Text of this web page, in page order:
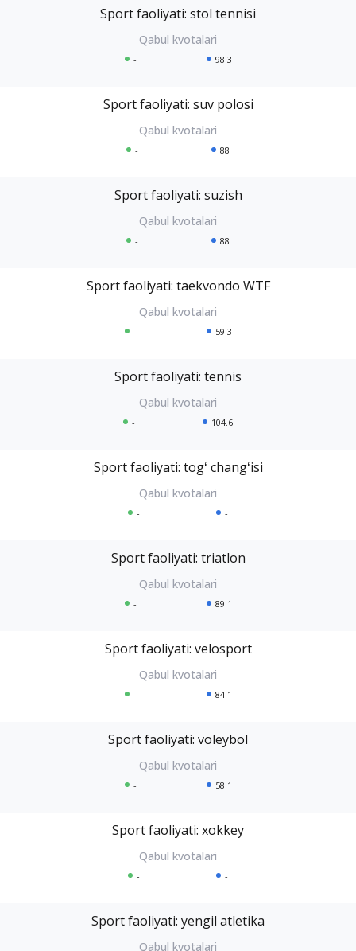
Sport faoliyati: stol tennisi
- 98.3
Sport faoliyati: suv polosi
- 88
Sport faoliyati: suzish
- 88
Sport faoliyati: taekvondo WTF
- 59.3
Sport faoliyati: tennis
- 104.6
Sport faoliyati: togʻ changʻisi
- -
Sport faoliyati: triatlon
- 89.1
Sport faoliyati: velosport
- 84.1
Sport faoliyati: voleybol
- 58.1
Sport faoliyati: xokkey
- -
Sport faoliyati: yengil atletika